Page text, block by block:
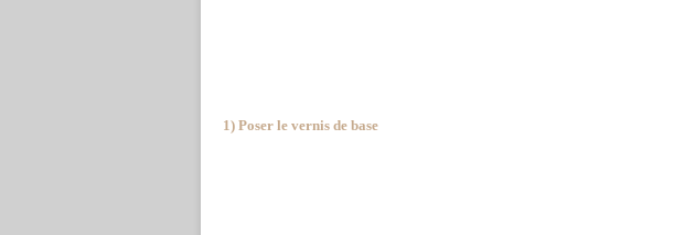
1) Poser le vernis de base